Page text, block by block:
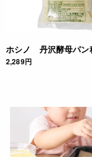
ホシノ 丹沢酵母パン
2,289円